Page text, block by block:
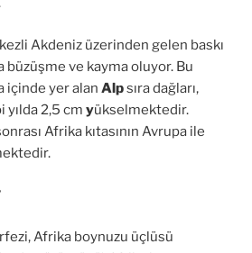
Akdeniz üzerinden gelen baskı
büzüşme ve kayma oluyor. Bu
içinde yer alan Alpsıra dağları,
yılda 2,5 cm yükselmektedir.
Afrika kıtasının Avrupa ile
Afrika boynuzu üçlüsü